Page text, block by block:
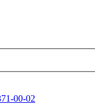
00-02